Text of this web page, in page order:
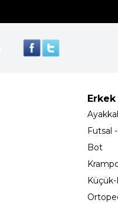
Erkek
Futsal -
Bot